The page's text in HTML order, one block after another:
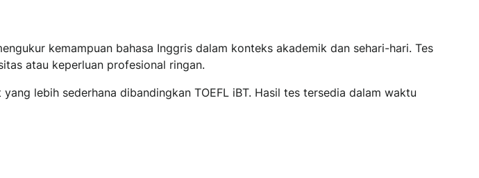
kemampuan bahasa Inggris dalam konteks akademik dan sehari-hari. Tes
atau keperluan profesional ringan.
lebih sederhana dibandingkan TOEFL iBT. Hasil tes tersedia dalam waktu